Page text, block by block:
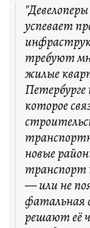
успевает
требуют
жилые
Петербурге
которое
новые
транспорт
— или не
фатальная
решают её